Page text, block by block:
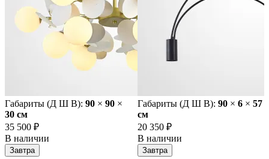
Габариты (Д Ш В): 90 × 90 ×
30 cм
35 500 ₽
В наличии
Завтра
Габариты (Д Ш В): 90 × 6 × 57
cм
20 350 ₽
В наличии
Завтра